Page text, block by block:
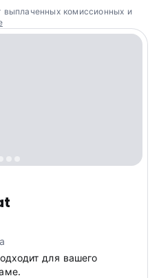
выплаченных комиссионных и
для вашего